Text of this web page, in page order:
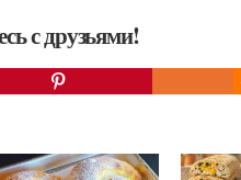
с друзьями!